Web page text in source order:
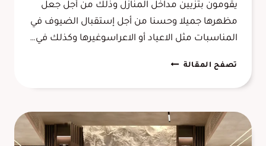
يقومون بتزيين مداخل المنازل وذلك من أجل جعل
مظهرها جميلا وحسنا من أجل إستقبال الضيوف في
المناسبات مثل الاعياد أو الاعراسوغيرها وكذلك في…
تصفح المقالةتركيب
مداخل
تصميم